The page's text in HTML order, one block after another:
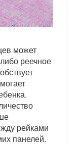
может
реечное
рейками
панелей.